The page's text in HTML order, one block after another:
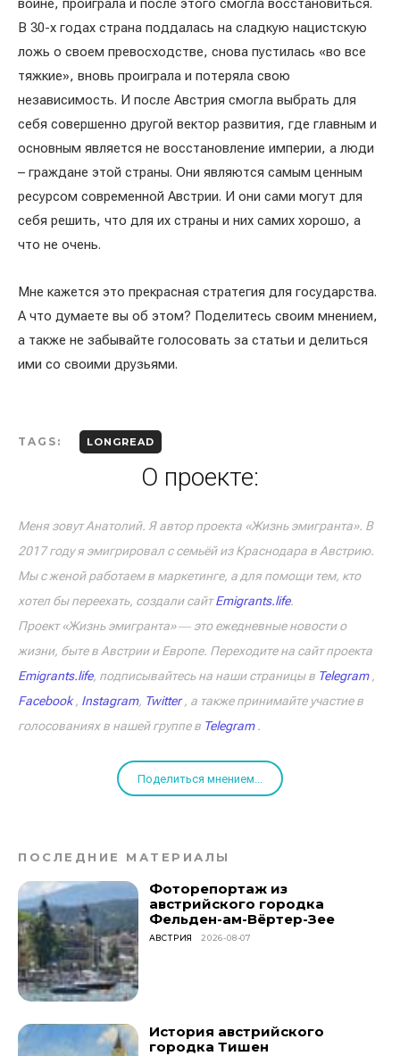
войне, проиграла и после этого смогла восстановиться.
В 30-х годах страна поддалась на сладкую нацистскую
ложь о своем превосходстве, снова пустилась «во все
тяжкие», вновь проиграла и потеряла свою
независимость. И после Австрия смогла выбрать для
себя совершенно другой вектор развития, где главным и
основным является не восстановление империи, а люди
– граждане этой страны. Они являются самым ценным
ресурсом современной Австрии. И они сами могут для
себя решить, что для их страны и них самих хорошо, а
что не очень.
Мне кажется это прекрасная стратегия для государства.
А что думаете вы об этом? Поделитесь своим мнением,
а также не забывайте голосовать за статьи и делиться
ими со своими друзьями.
TAGS: LONGREAD
О проекте:
Меня зовут Анатолий. Я автор проекта «Жизнь эмигранта». В
2017 году я эмигрировал с семьёй из Краснодара в Австрию.
Мы с женой работаем в маркетинге, а для помощи тем, кто
хотел бы переехать, создали сайтEmigrants.life.
Проект «Жизнь эмигранта» ― это ежедневные новости о
жизни, быте в Австрии и Европе. Переходите на сайт проекта
Emigrants.life, подписывайтесь на наши страницы в Telegram,
Facebook, Instagram, Twitter, а также принимайте участие в
голосованиях в нашей группе в Telegram.
Поделиться мнением...
ПОСЛЕДНИЕ МАТЕРИАЛЫ
Фоторепортаж из
австрийского городка
Фельден-ам-Вёртер-Зее
АВСТРИЯ 2026-08-07
История австрийского
городка Тишен